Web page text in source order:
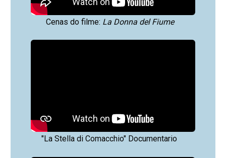
Cenas do filme: La Donna del Fiume
"La Stella di Comacchio" Documentario